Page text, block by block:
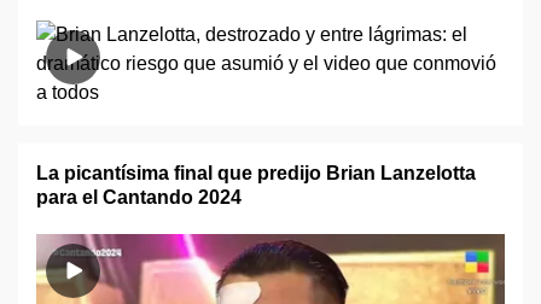
La picantísima final que predijo Brian Lanzelotta
para el Cantando 2024